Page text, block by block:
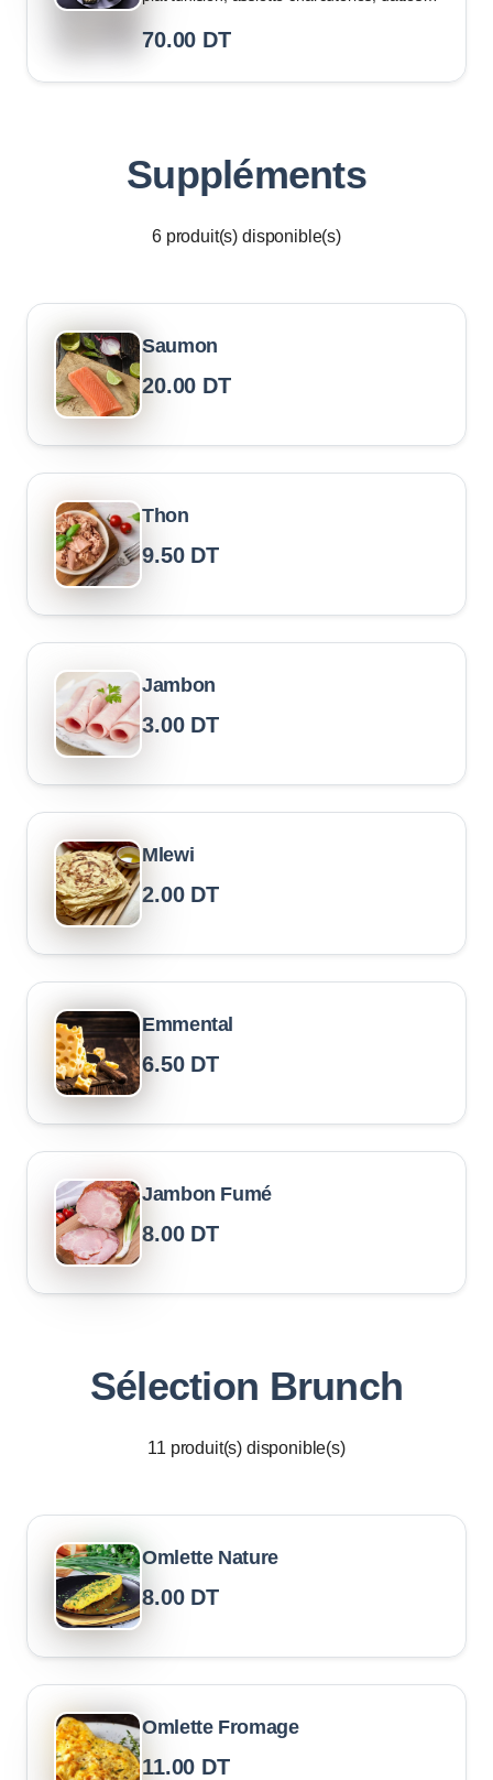
70.00 DT
Suppléments
6 produit(s) disponible(s)
Saumon
20.00 DT
Thon
9.50 DT
Jambon
3.00 DT
Mlewi
2.00 DT
Emmental
6.50 DT
Jambon Fumé
8.00 DT
Sélection Brunch
11 produit(s) disponible(s)
Omlette Nature
8.00 DT
Omlette Fromage
11.00 DT